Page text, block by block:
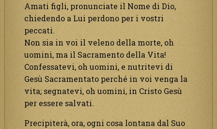
Amati figli, pronunciate il Nome di Dio,
chiedendo a Lui perdono per i vostri
peccati.
Non sia in voi il veleno della morte, oh
uomini, ma il Sacramento della Vita!
Confessatevi, oh uomini, e nutritevi di
Gesù Sacramentato perché in voi venga la
vita; segnatevi, oh uomini, in Cristo Gesù
per essere salvati.
Precipiterà, ora, ogni cosa lontana dal Suo